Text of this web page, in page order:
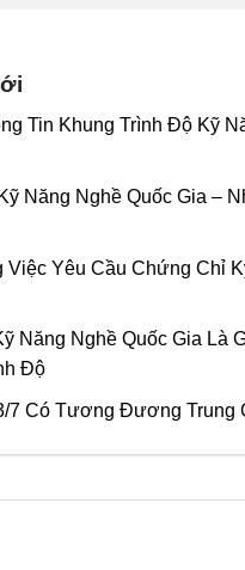
Tin Khung Trình Độ Kỹ
Năng Nghề Quốc Gia –
Việc Yêu Cầu Chứng Chỉ
Năng Nghề Quốc Gia Là
Độ
7 Có Tương Đương Trung